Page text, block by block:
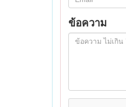
ข้อความ